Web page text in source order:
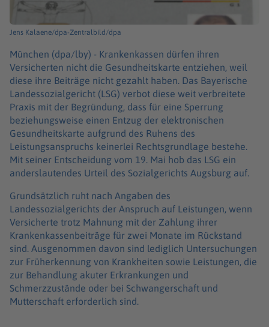
Jens Kalaene/dpa-Zentralbild/dpa
München (dpa/lby) - Krankenkassen dürfen ihren
Versicherten nicht die Gesundheitskarte entziehen, weil
diese ihre Beiträge nicht gezahlt haben. Das Bayerische
Landessozialgericht (LSG) verbot diese weit verbreitete
Praxis mit der Begründung, dass für eine Sperrung
beziehungsweise einen Entzug der elektronischen
Gesundheitskarte aufgrund des Ruhens des
Leistungsanspruchs keinerlei Rechtsgrundlage bestehe.
Mit seiner Entscheidung vom 19. Mai hob das LSG ein
anderslautendes Urteil des Sozialgerichts Augsburg auf.
Grundsätzlich ruht nach Angaben des
Landessozialgerichts der Anspruch auf Leistungen, wenn
Versicherte trotz Mahnung mit der Zahlung ihrer
Krankenkassenbeiträge für zwei Monate im Rückstand
sind. Ausgenommen davon sind lediglich Untersuchungen
zur Früherkennung von Krankheiten sowie Leistungen, die
zur Behandlung akuter Erkrankungen und
Schmerzzustände oder bei Schwangerschaft und
Mutterschaft erforderlich sind.